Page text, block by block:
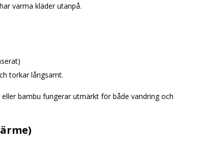
varma kläder utanpå.
torkar långsamt.
bambu fungerar utmärkt för både vandring och